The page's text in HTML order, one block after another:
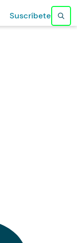
Suscríbete